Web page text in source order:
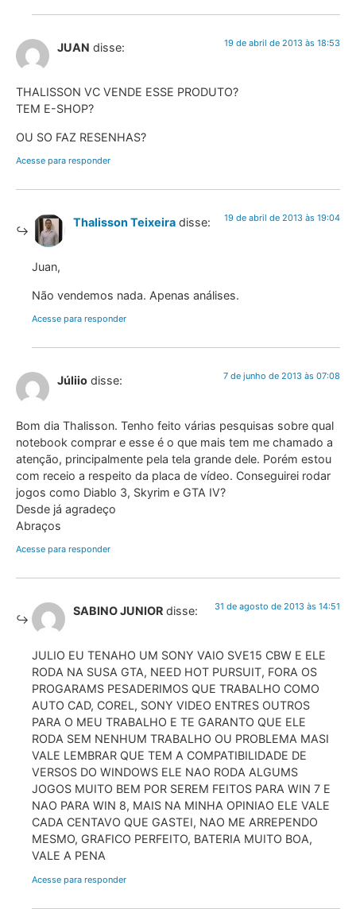
JUAN disse: 19 de abril de 2013 às 18:53
THALISSON VC VENDE ESSE PRODUTO?
TEM E-SHOP?
OU SO FAZ RESENHAS?
Acesse para responder
Thalisson Teixeira disse: 19 de abril de 2013 às 19:04
Juan,
Não vendemos nada. Apenas análises.
Acesse para responder
Júliio disse: 7 de junho de 2013 às 07:08
Bom dia Thalisson. Tenho feito várias pesquisas sobre qual
notebook comprar e esse é o que mais tem me chamado a
atenção, principalmente pela tela grande dele. Porém estou
com receio a respeito da placa de vídeo. Conseguirei rodar
jogos como Diablo 3, Skyrim e GTA IV?
Desde já agradeço
Abraços
Acesse para responder
SABINO JUNIOR disse: 31 de agosto de 2013 às 14:51
JULIO EU TENAHO UM SONY VAIO SVE15 CBW E ELE
RODA NA SUSA GTA, NEED HOT PURSUIT, FORA OS
PROGARAMS PESADERIMOS QUE TRABALHO COMO
AUTO CAD, COREL, SONY VIDEO ENTRES OUTROS
PARA O MEU TRABALHO E TE GARANTO QUE ELE
RODA SEM NENHUM TRABALHO OU PROBLEMA MASI
VALE LEMBRAR QUE TEM A COMPATIBILIDADE DE
VERSOS DO WINDOWS ELE NAO RODA ALGUMS
JOGOS MUITO BEM POR SEREM FEITOS PARA WIN 7 E
NAO PARA WIN 8, MAIS NA MINHA OPINIAO ELE VALE
CADA CENTAVO QUE GASTEI, NAO ME ARREPENDO
MESMO, GRAFICO PERFEITO, BATERIA MUITO BOA,
VALE A PENA
Acesse para responder